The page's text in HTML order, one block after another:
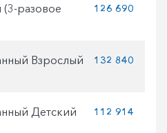
разовое
126 690
Взрослый
132 840
Детский
112 914